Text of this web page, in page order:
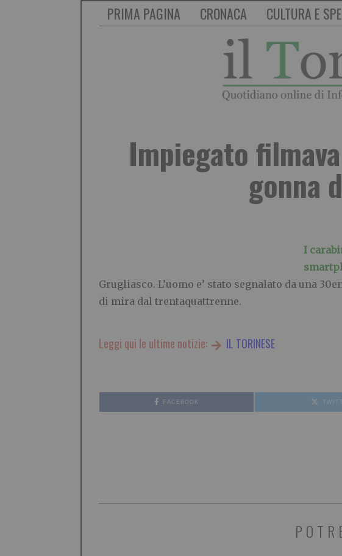
PRIMA PAGINA CRONACA CULTURA E
Impiegato
gonna
I
Grugliasco. L’uomo e’ stato segnalato da una
di mira dal trentaquattrenne.
Leggi qui le ultime notizie: IL TORINESE
FACEBOOK